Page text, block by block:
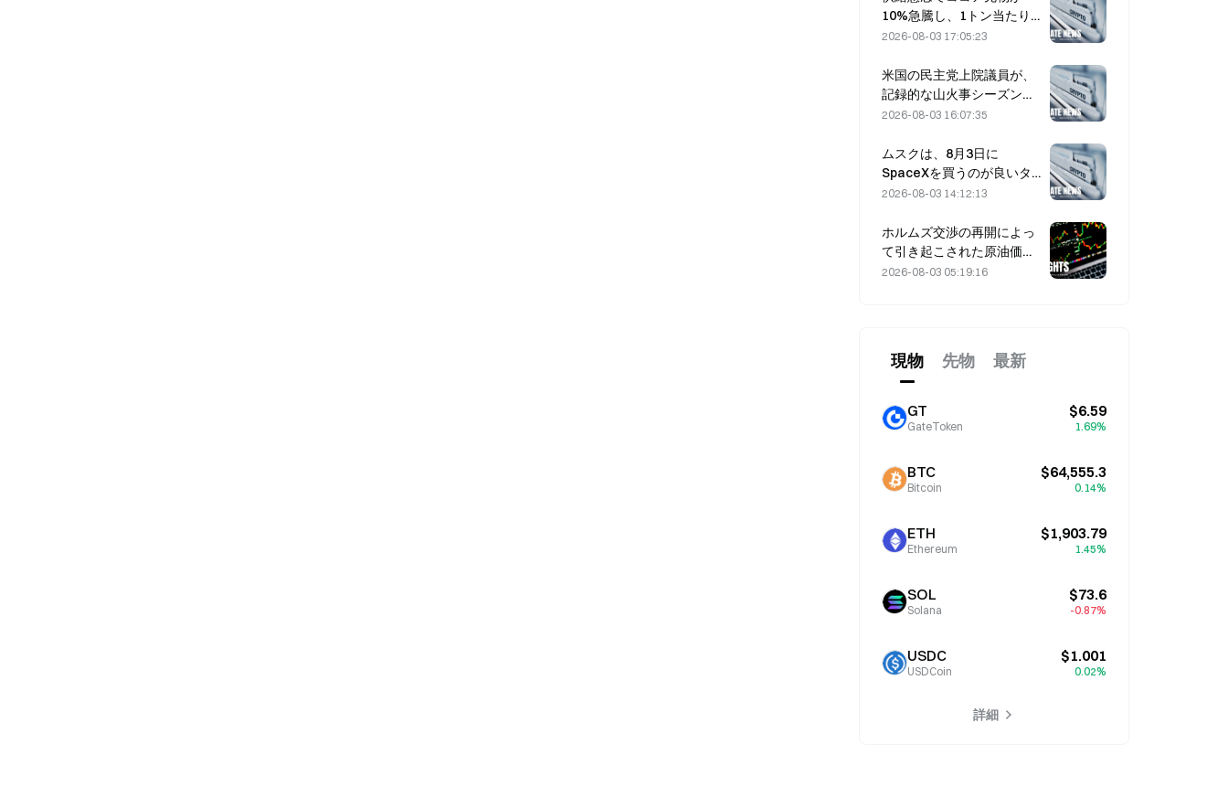
10%急騰し、1トン当たり
6,000ドルに接近
2026-08-03 17:05:23
米国の民主党上院議員が、
記録的な山火事シーズンを
背景に、CFTCに対して山
よう求める
2026-08-03 16:07:35
ムスクは、8月3日に
SpaceXを買うのが良いタ
イミングだと、現在の見解
2026-08-03 14:12:13
ホルムズ交渉の再開によっ
て引き起こされた原油価格
の急落9%：地政学的リス
2026-08-03 05:19:16
現物 先物 最新
GT
GateToken
$6.59
1.69%
BTC
Bitcoin
$64,555.3
0.14%
ETH
Ethereum
$1,903.79
1.45%
SOL
Solana
$73.6
-0.87%
USDC
USDCoin
$1.001
0.02%
詳細